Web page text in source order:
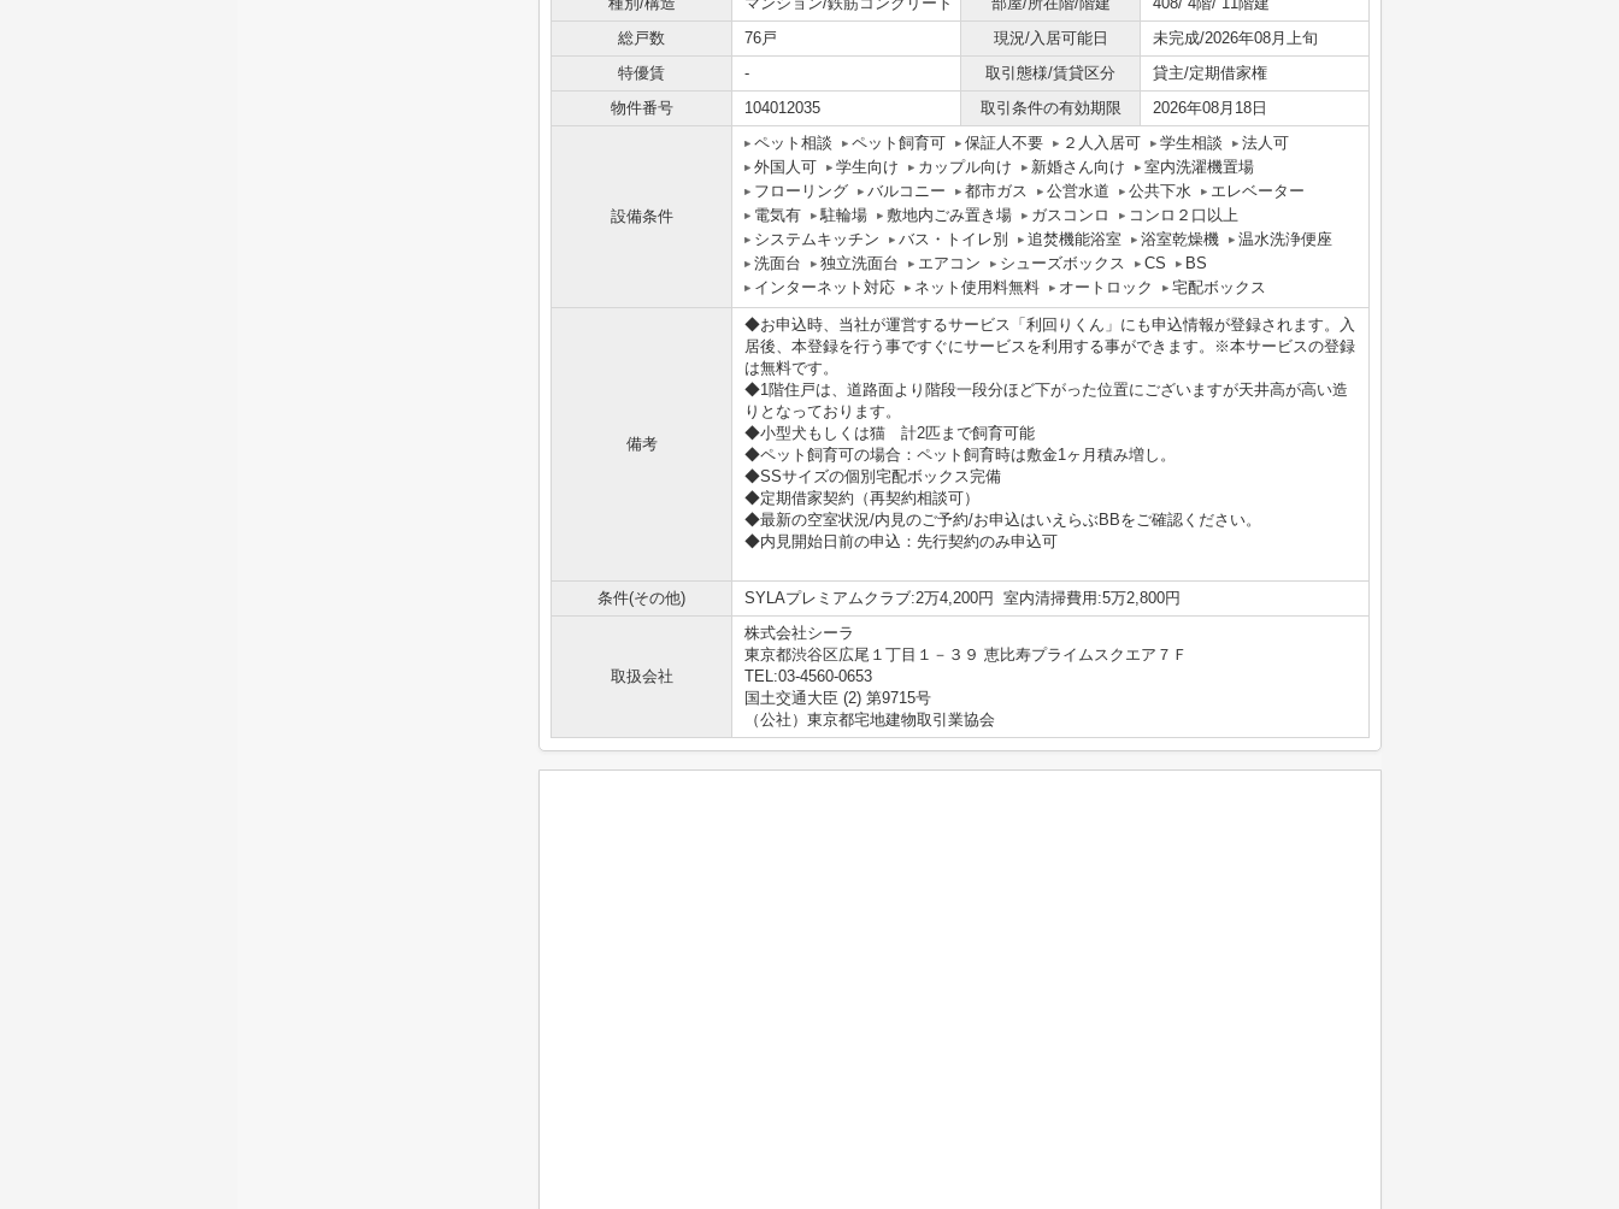
総戸数
76戸 現況/入居可能日
未完成/2026年08月上旬
特優賃
- 取引態様/賃貸区分
貸主/定期借家権
物件番号
104012035 取引条件の有効期限 2026年08月18日
設備条件
ペット相談 ペット飼育可 保証人不要 ２人入居可 学生相談
法人可
外国人可
学生向け カップル向け 新婚さん向け
室内洗濯機置場
フローリング
バルコニー 都市ガス 公営水道 公共下水
エレベーター
電気有
駐輪場 敷地内ごみ置き場 ガスコンロ
コンロ２口以上
システムキッチン
バス・トイレ別 追焚機能浴室 浴室乾燥機
温水洗浄便座
洗面台
独立洗面台 エアコン シューズボックス CS
BS
インターネット対応
ネット使用料無料 オートロック 宅配ボックス
備考
◆お申込時、当社が運営するサービス「利回りくん」にも申込情報が登録されます。入
居後、本登録を行う事ですぐにサービスを利用する事ができます。※本サービスの登録
は無料です。
◆1階住戸は、道路面より階段一段分ほど下がった位置にございますが天井高が高い造
りとなっております。
◆小型犬もしくは猫 計2匹まで飼育可能
◆ペット飼育可の場合：ペット飼育時は敷金1ヶ月積み増し。
◆SSサイズの個別宅配ボックス完備
◆定期借家契約（再契約相談可）
◆最新の空室状況/内見のご予約/お申込はいえらぶBBをご確認ください。
◆内見開始日前の申込：先行契約のみ申込可
条件(その他) SYLAプレミアムクラブ:2万4,200円 室内清掃費用:5万2,800円
取扱会社
株式会社シーラ
東京都渋谷区広尾１丁目１－３９ 恵比寿プライムスクエア７Ｆ
TEL:03-4560-0653
国土交通大臣 (2) 第9715号
（公社）東京都宅地建物取引業協会